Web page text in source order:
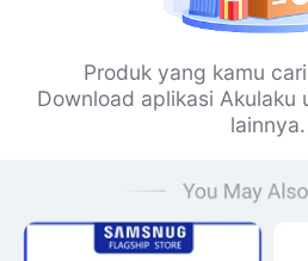
Produk yang kamu
Download aplikasi Akulaku
lainnya.